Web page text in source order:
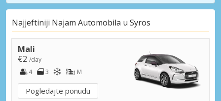
Najjeftiniji Najam Automobila u Syros
Mali
€2 /day
4
3 M
Pogledajte ponudu